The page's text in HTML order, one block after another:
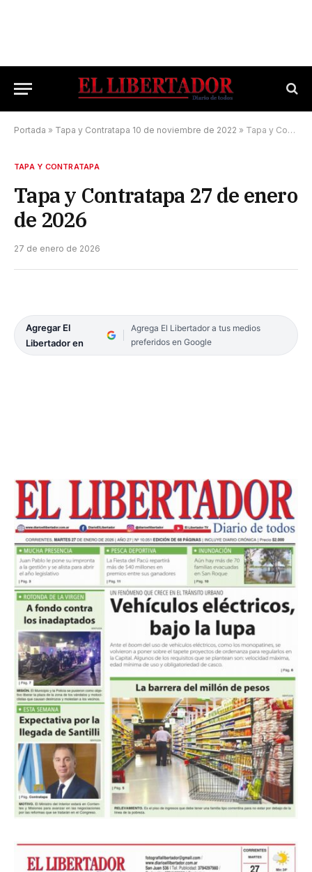
Portada » Tapa y Contratapa 10 de noviembre de 2022 » Tapa y Contratapa 27 de enero de 2026
TAPA Y CONTRATAPA
Tapa y Contratapa 27 de enero
de 2026
27 de enero de 2026
Agregar El
Libertador en
Agrega El Libertador a tus medios
preferidos en Google